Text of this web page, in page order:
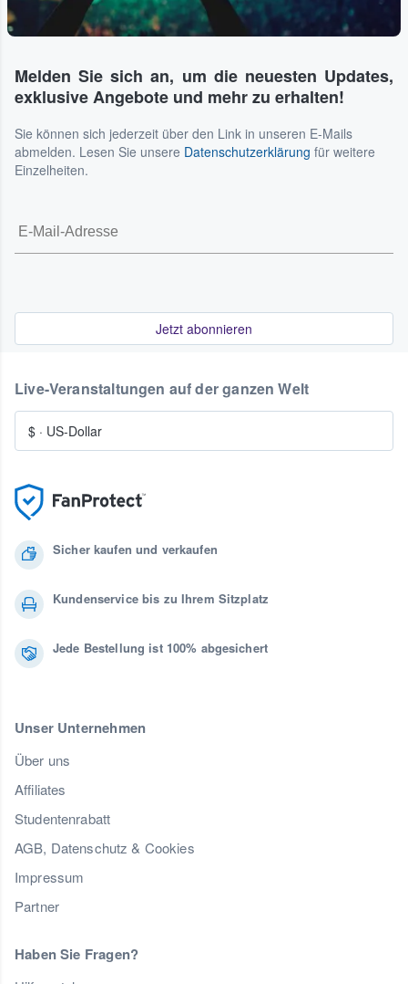
Melden Sie sich an, um die neuesten Updates,
exklusive Angebote und mehr zu erhalten!
Sie können sich jederzeit über den Link in unseren E-Mails
abmelden. Lesen Sie unsere Datenschutzerklärung für weitere
Einzelheiten.
Jetzt abonnieren
Sicher kaufen und verkaufen
Kundenservice bis zu Ihrem Sitzplatz
Jede Bestellung ist 100% abgesichert
Unser Unternehmen
Über uns
Affiliates
Studentenrabatt
AGB, Datenschutz & Cookies
Impressum
Partner
Haben Sie Fragen?
Live-Veranstaltungen auf der ganzen Welt
$ · US-Dollar